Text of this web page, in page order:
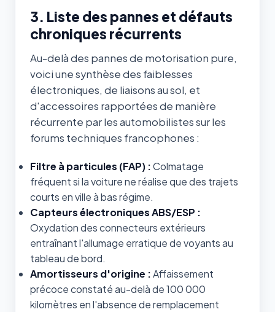
3. Liste des pannes et défauts
chroniques récurrents
Au-delà des pannes de motorisation pure,
voici une synthèse des faiblesses
électroniques, de liaisons au sol, et
d'accessoires rapportées de manière
récurrente par les automobilistes sur les
forums techniques francophones :
Filtre à particules (FAP) :Colmatage
fréquent si la voiture ne réalise que des trajets
courts en ville à bas régime.
Capteurs électroniques ABS/ESP :
Oxydation des connecteurs extérieurs
entraînant l'allumage erratique de voyants au
tableau de bord.
Amortisseurs d'origine :Affaissement
précoce constaté au-delà de 100 000
kilomètres en l'absence de remplacement